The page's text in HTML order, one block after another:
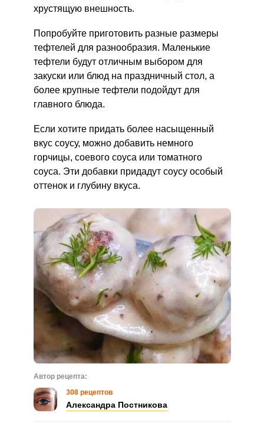
хрустящую внешность.
Попробуйте приготовить разные размеры
тефтелей для разнообразия. Маленькие
тефтели будут отличным выбором для
закуски или блюд на праздничный стол, а
более крупные тефтели подойдут для
главного блюда.
Если хотите придать более насыщенный
вкус соусу, можно добавить немного
горчицы, соевого соуса или томатного
соуса. Эти добавки придадут соусу особый
оттенок и глубину вкуса.
Автор рецепта:
308 рецептов
Александра Постникова